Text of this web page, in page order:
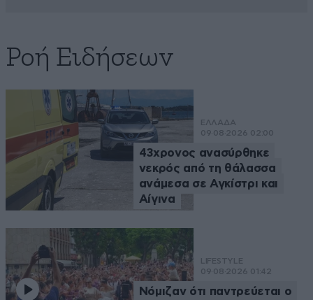
Ροή Ειδήσεων
ΕΛΛΑΔΑ
09·08·2026 02:00
43χρονος ανασύρθηκε
νεκρός από τη θάλασσα
ανάμεσα σε Αγκίστρι και
Αίγινα
LIFESTYLE
09·08·2026 01:42
Νόμιζαν ότι παντρεύεται ο